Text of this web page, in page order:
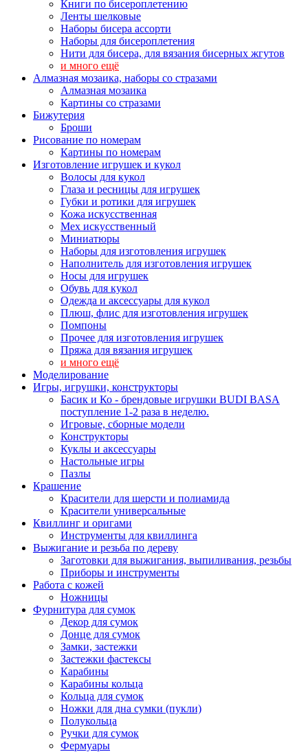
Книги по бисероплетению
Ленты шелковые
Наборы бисера ассорти
Наборы для бисероплетения
Нити для бисера, для вязания бисерных жгутов
и много ещё
Алмазная мозаика, наборы со стразами
Алмазная мозаика
Картины co стразами
Бижутерия
Броши
Рисование по номерам
Картины по номерам
Изготовление игрушек и кукол
Волосы для кукол
Глаза и ресницы для игрушек
Губки и ротики для игрушек
Кожа искусственная
Мех искусственный
Миниатюры
Наборы для изготовления игрушек
Наполнитель для изготовления игрушек
Носы для игрушек
Обувь для кукол
Одежда и аксессуары для кукол
Плюш, флис для изготовления игрушек
Помпоны
Прочее для изготовления игрушек
Пряжа для вязания игрушек
и много ещё
Моделирование
Игры, игрушки, конструкторы
Басик и Ко - брендовые игрушки BUDI BASA
поступление 1-2 раза в неделю.
Игровые, сборные модели
Конструкторы
Куклы и аксессуары
Настольные игры
Пазлы
Крашение
Красители для шерсти и полиамида
Красители универсальные
Квиллинг и оригами
Инструменты для квиллинга
Выжигание и резьба по дереву
Заготовки для выжигания, выпиливания, резьбы
Приборы и инструменты
Работа с кожей
Ножницы
Фурнитура для сумок
Декор для сумок
Донце для сумок
Замки, застежки
Застежки фастексы
Карабины
Карабины кольца
Кольца для сумок
Ножки для дна сумки (пукли)
Полукольца
Ручки для сумок
Фермуары